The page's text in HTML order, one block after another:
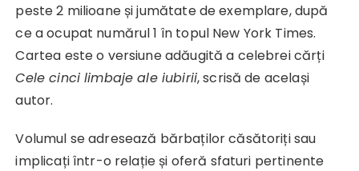
peste 2 milioane și jumătate de exemplare, după
ce a ocupat numărul 1 în topul New York Times.
Cartea este o versiune adăugită a celebrei cărți
Cele cinci limbaje ale iubirii, scrisă de același
autor.
Volumul se adresează bărbaților căsătoriți sau
implicați într-o relație și oferă sfaturi pertinente